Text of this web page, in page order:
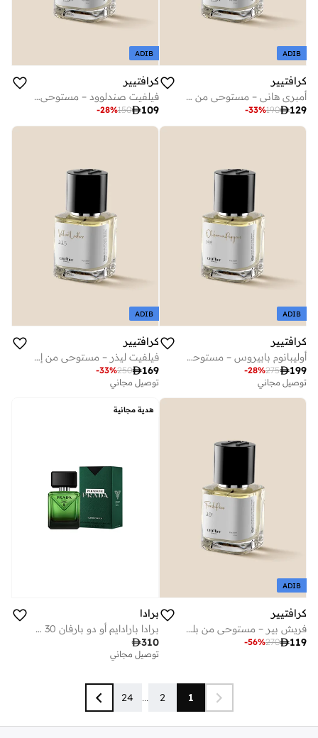
ADIB
كرافتيير
أمبري هاني – مستوحى من فيلفيت هاني سانتال، عطر للجنسين، برائحة عنبرية وخشبية طويلة الثبات، ماء عطر (أو دو بارفان) – 50 مل.
129
190
-33%
ADIB
كرافتيير
فيلفيت صندلوود – مستوحى من سترونغر ويذ يو صندلوود، عطر للجنسين، برائحة خشبية طويلة الثبات، ماء عطر (أو دو بارفان) – 50 مل.
109
150
-28%
ADIB
كرافتيير
أوليبانوم بابيروس – مستوحى من بيربوس 50، عطر للجنسين، برائحة خشبية وتوابل دافئة طويلة الثبات، ماء عطر (أو دو بارفان) – 50 مل.
199
275
-28%
توصيل مجاني
ADIB
كرافتيير
فيلفيت ليذر – مستوحى من إيراغون، عطر للجنسين، برائحة خشبية طويلة الثبات، ماء عطر (أو دو بارفان) – 50 مل.
169
250
-33%
توصيل مجاني
ADIB
كرافتيير
فريش بير – مستوحى من بلو تاليسمان، عطر للجنسين، برائحة حمضية وخشبية طويلة الثبات، ماء عطر (أو دو بارفان) – 50 مل.
119
270
-56%
هدية مجانية
برادا
برادا بارادايم أو دو بارفان 30 مل
310
توصيل مجاني
1
2
...
24